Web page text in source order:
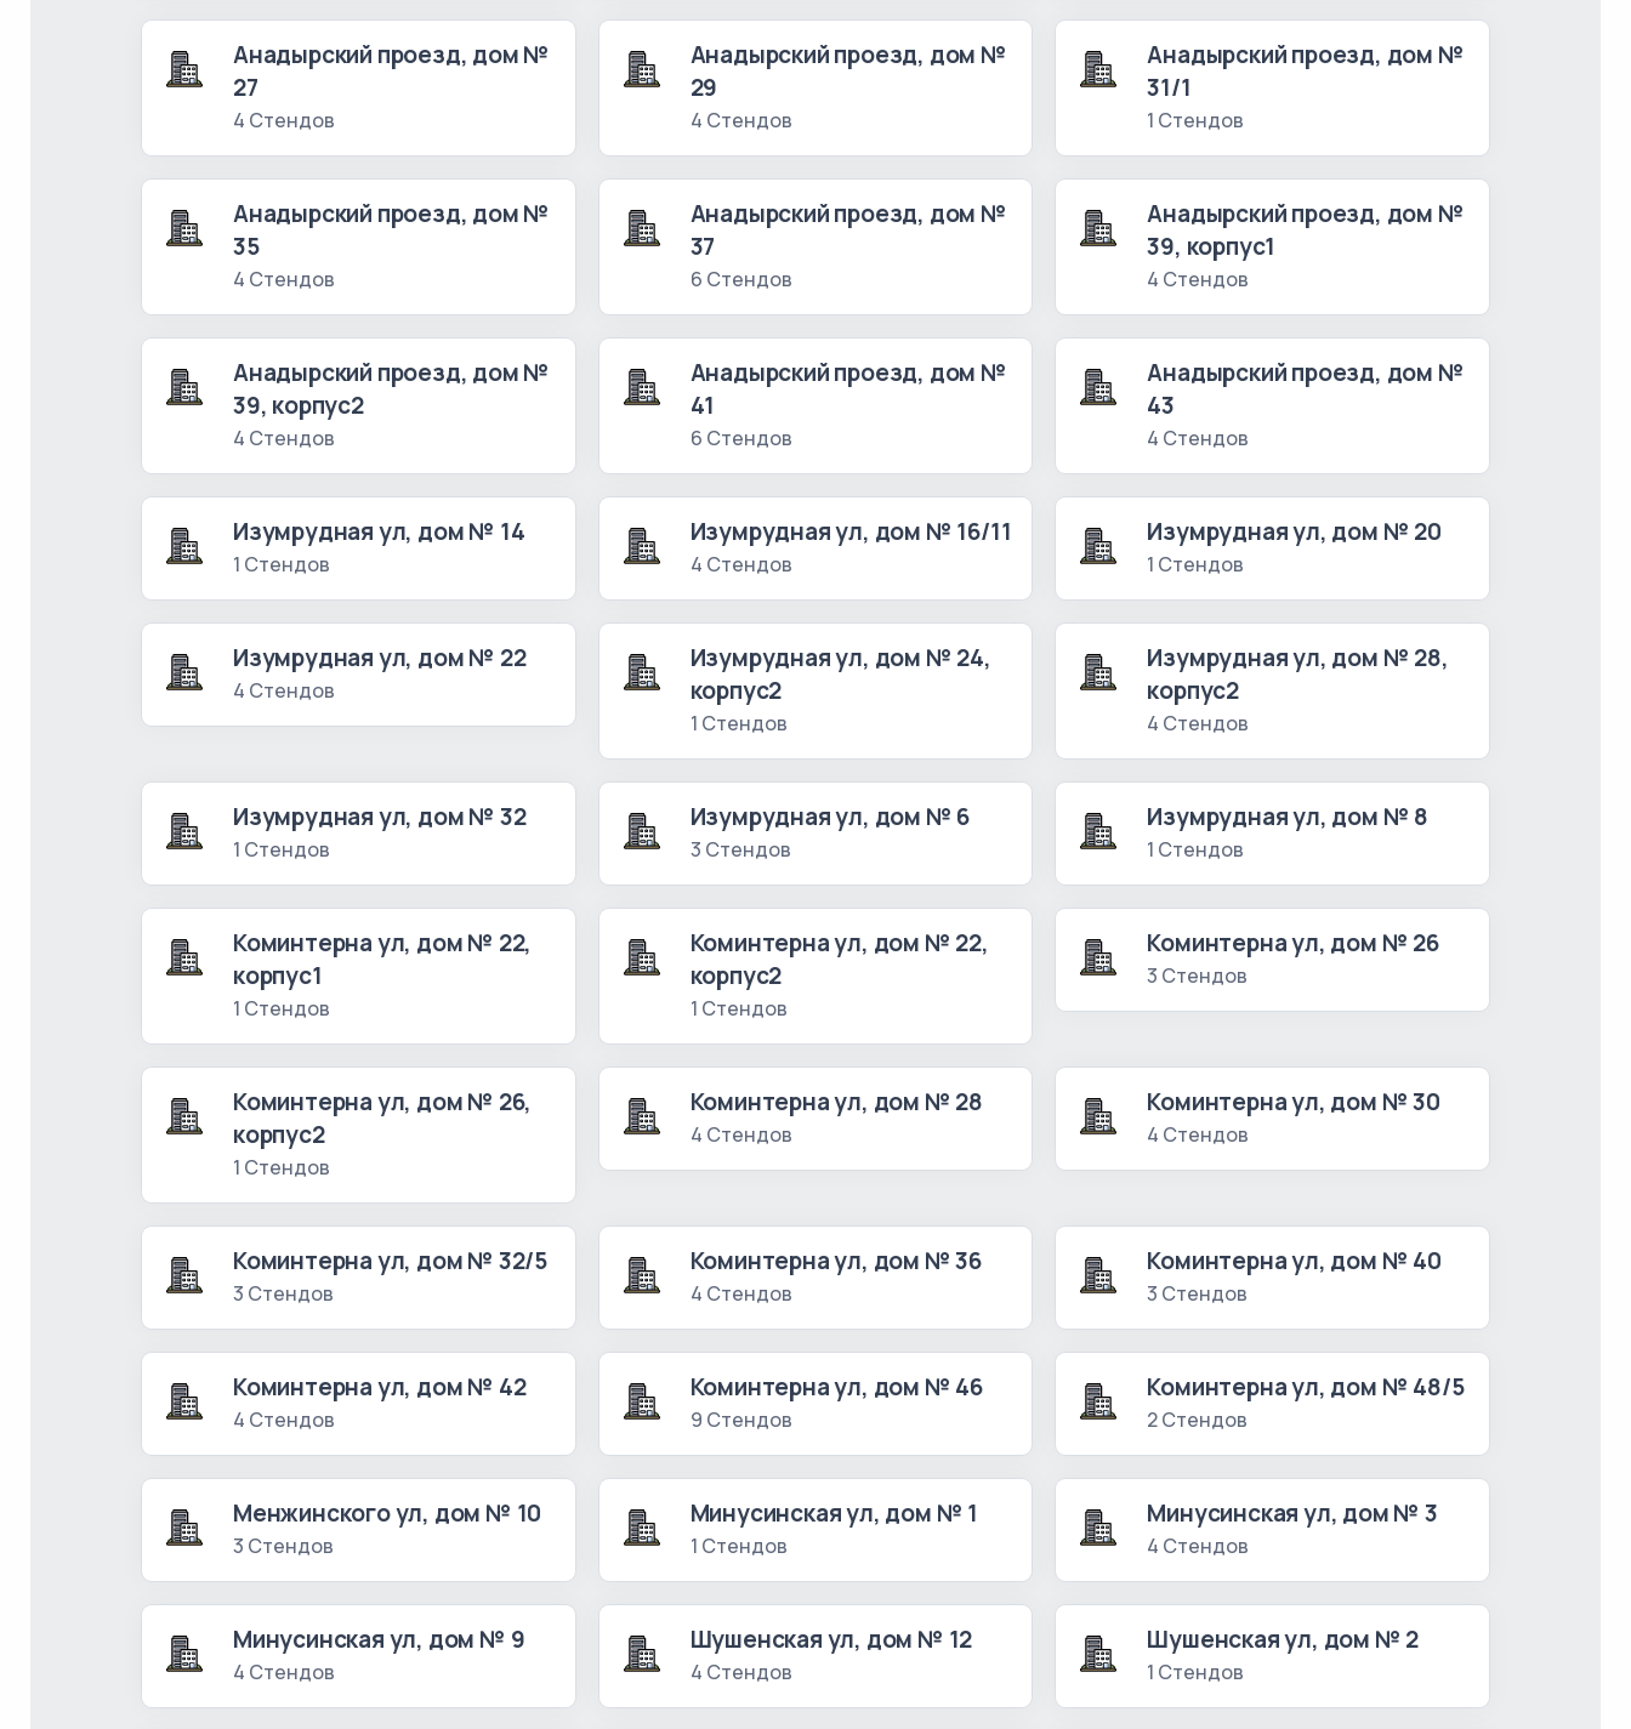
Анадырский проезд, дом №
27
4 Стендов
Анадырский проезд, дом №
29
4 Стендов
Анадырский проезд, дом №
31/1
1 Стендов
Анадырский проезд, дом №
35
4 Стендов
Анадырский проезд, дом №
37
6 Стендов
Анадырский проезд, дом №
39, корпус1
4 Стендов
Анадырский проезд, дом №
39, корпус2
4 Стендов
Анадырский проезд, дом №
41
6 Стендов
Анадырский проезд, дом №
43
4 Стендов
Изумрудная ул, дом № 14
1 Стендов
Изумрудная ул, дом № 16/11
4 Стендов
Изумрудная ул, дом № 20
1 Стендов
Изумрудная ул, дом № 22
4 Стендов
Изумрудная ул, дом № 24,
корпус2
1 Стендов
Изумрудная ул, дом № 28,
корпус2
4 Стендов
Изумрудная ул, дом № 32
1 Стендов
Изумрудная ул, дом № 6
3 Стендов
Изумрудная ул, дом № 8
1 Стендов
Коминтерна ул, дом № 22,
корпус1
1 Стендов
Коминтерна ул, дом № 22,
корпус2
1 Стендов
Коминтерна ул, дом № 26
3 Стендов
Коминтерна ул, дом № 26,
корпус2
1 Стендов
Коминтерна ул, дом № 28
4 Стендов
Коминтерна ул, дом № 30
4 Стендов
Коминтерна ул, дом № 32/5
3 Стендов
Коминтерна ул, дом № 36
4 Стендов
Коминтерна ул, дом № 40
3 Стендов
Коминтерна ул, дом № 42
4 Стендов
Коминтерна ул, дом № 46
9 Стендов
Коминтерна ул, дом № 48/5
2 Стендов
Менжинского ул, дом № 10
3 Стендов
Минусинская ул, дом № 1
1 Стендов
Минусинская ул, дом № 3
4 Стендов
Минусинская ул, дом № 9
4 Стендов
Шушенская ул, дом № 12
4 Стендов
Шушенская ул, дом № 2
1 Стендов